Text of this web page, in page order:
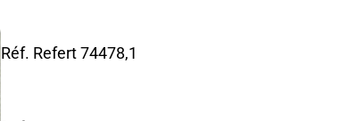
Réf. Refert74478,1